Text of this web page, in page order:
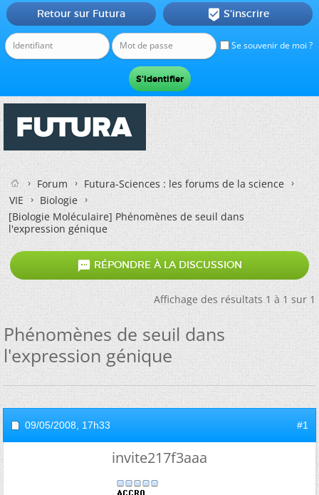
Se souvenir de moi ?
Retour sur Futura  S'inscrire
Forum
Futura-Sciences : les forums de la science
VIE
Biologie
[Biologie Moléculaire]Phénomènes de seuil dans
l'expression génique
 RÉPONDRE À LA DISCUSSION
Affichage des résultats 1 à 1 sur 1
Phénomènes de seuil dans
l'expression génique
09/05/2008, 17h33 #1
invite217f3aaa